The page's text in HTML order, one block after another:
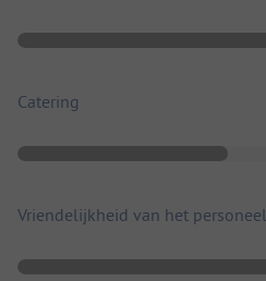
Catering
Vriendelijkheid van het personeel